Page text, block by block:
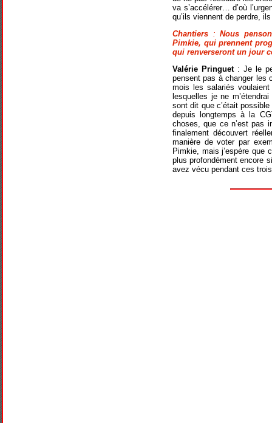
va s’accélérer… d’où
qu’ils viennent de perdre,
Chantiers :Nous
Pimkie, qui prennent
qui renverseront un jour
Valérie Pringuet: Je le
pensent pas à changer les
mois les salariés
lesquelles je ne
sont dit que c’était
depuis longtemps à la
choses, que ce n’est pas
finalement découvert
manière de voter par
Pimkie, mais j’espère que
plus profondément encore
avez vécu pendant ces